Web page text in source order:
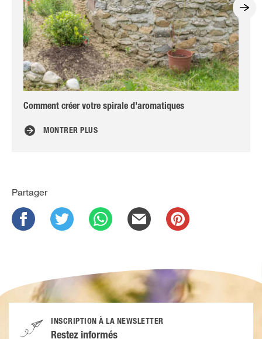
Comment créer votre spirale d’aromatiques
MONTRER PLUS
Partager
INSCRIPTION À LA NEWSLETTER
Restez informés